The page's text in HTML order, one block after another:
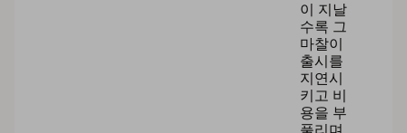
이 지날
수록 그
마찰이
출시를
지연시
키고 비
용을 부